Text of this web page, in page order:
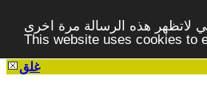
لاتظهر هذه الرسالة مرة اخرى -
This website uses cookies to
غلق